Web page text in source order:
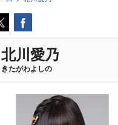
北川愛乃
きたがわよしの